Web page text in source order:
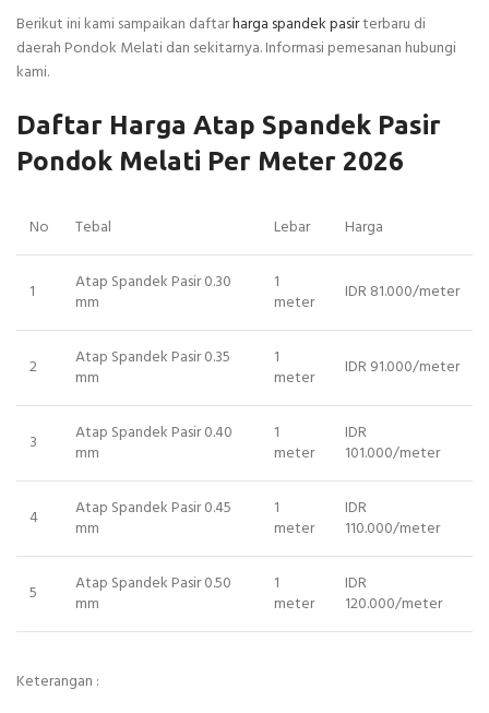
Berikut ini kami sampaikan daftarharga spandek pasirterbaru di
daerah Pondok Melati dan sekitarnya. Informasi pemesanan hubungi
kami.
Daftar Harga Atap Spandek Pasir
Pondok Melati Per Meter 2026
No Tebal Lebar Harga
1
Atap Spandek Pasir 0.30
mm
1
meter
IDR 81.000/meter
2
Atap Spandek Pasir 0.35
mm
1
meter
IDR 91.000/meter
3
Atap Spandek Pasir 0.40
mm
1
meter
IDR
101.000/meter
4
Atap Spandek Pasir 0.45
mm
1
meter
IDR
110.000/meter
5
Atap Spandek Pasir 0.50
mm
1
meter
IDR
120.000/meter
Keterangan :